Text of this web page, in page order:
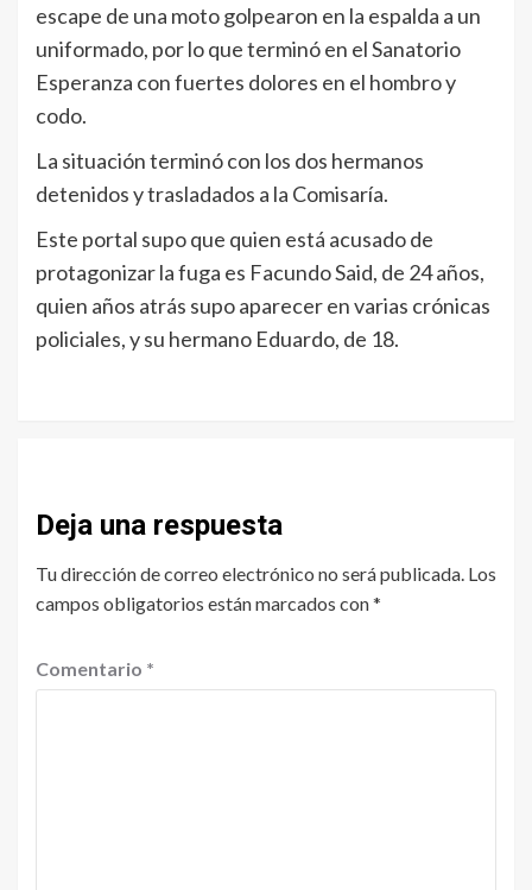
escape de una moto golpearon en la espalda a un
uniformado, por lo que terminó en el Sanatorio
Esperanza con fuertes dolores en el hombro y
codo.
La situación terminó con los dos hermanos
detenidos y trasladados a la Comisaría.
Este portal supo que quien está acusado de
protagonizar la fuga es Facundo Said, de 24 años,
quien años atrás supo aparecer en varias crónicas
policiales, y su hermano Eduardo, de 18.
Deja una respuesta
Tu dirección de correo electrónico no será publicada. Los
campos obligatorios están marcados con*
Comentario *